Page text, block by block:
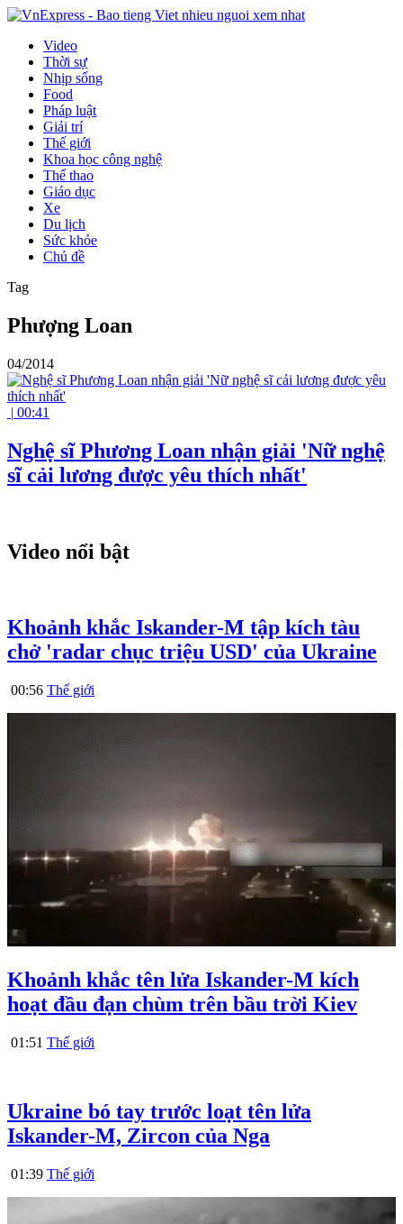
Video
Thời sự
Nhịp sống
Food
Pháp luật
Giải trí
Thế giới
Khoa học công nghệ
Thể thao
Giáo dục
Xe
Du lịch
Sức khỏe
Chủ đề
Tag
Phượng Loan
04/2014
| 00:41
Nghệ sĩ Phương Loan nhận giải 'Nữ nghệ
sĩ cải lương được yêu thích nhất'
Video nổi bật
Khoảnh khắc Iskander-M tập kích tàu
chở 'radar chục triệu USD' của Ukraine
00:56 Thế giới
Khoảnh khắc tên lửa Iskander-M kích
hoạt đầu đạn chùm trên bầu trời Kiev
01:51 Thế giới
Ukraine bó tay trước loạt tên lửa
Iskander-M, Zircon của Nga
01:39 Thế giới